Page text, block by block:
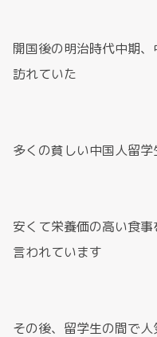
開国後の明治時代中期
訪れていた
多くの貧しい中国人留学
安くて栄養価の高い食
言われています
その後、留学生の間で